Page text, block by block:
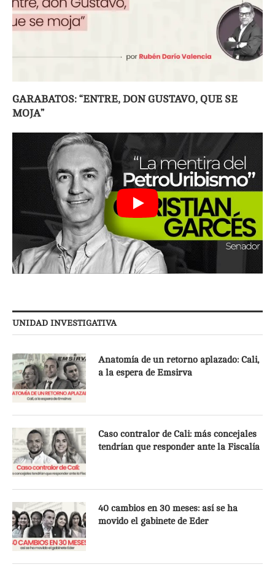
GARABATOS: “ENTRE, DON GUSTAVO, QUE SE
MOJA”
UNIDAD INVESTIGATIVA
Anatomía de un retorno aplazado: Cali,
a la espera de Emsirva
Caso contralor de Cali: más concejales
tendrían que responder ante la Fiscalía
40 cambios en 30 meses: así se ha
movido el gabinete de Eder